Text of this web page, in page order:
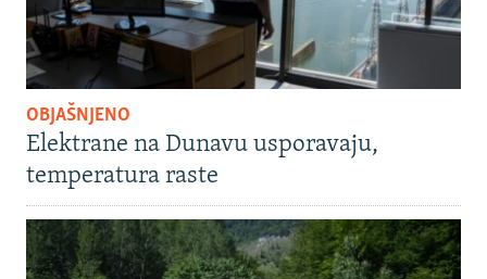
OBJAŠNJENO
Elektrane na Dunavu usporavaju,
temperatura raste